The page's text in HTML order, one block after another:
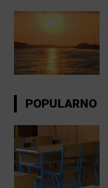
POPULARNO